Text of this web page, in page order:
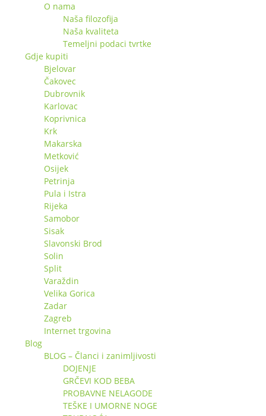
O nama
Naša filozofija
Naša kvaliteta
Temeljni podaci tvrtke
Gdje kupiti
Bjelovar
Čakovec
Dubrovnik
Karlovac
Koprivnica
Krk
Makarska
Metković
Osijek
Petrinja
Pula i Istra
Rijeka
Samobor
Sisak
Slavonski Brod
Solin
Split
Varaždin
Velika Gorica
Zadar
Zagreb
Internet trgovina
Blog
BLOG – Članci i zanimljivosti
DOJENJE
GRČEVI KOD BEBA
PROBAVNE NELAGODE
TEŠKE I UMORNE NOGE